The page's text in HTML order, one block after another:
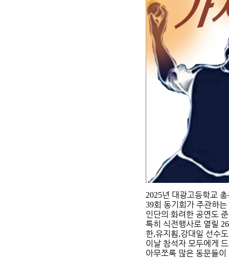
2025년 대광고등학교
39회 동기회가 주관하
인단의 화려한 공연도
특히 식전행사로 열릴 26
한,유지훤 ,강대일 선수
이날 참석자 모두에게
아무쪼록 많은 동문들